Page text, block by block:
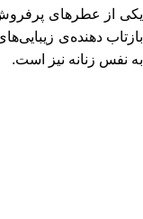
یکی از عطرهای پرفروش
بازتاب دهنده‌ی
به نفس زنانه نیز است​.